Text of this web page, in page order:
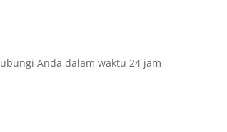
Anda dalam waktu 24 jam